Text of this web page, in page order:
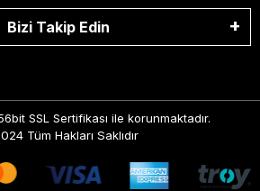
Bizi Takip Edin
SSL Sertifikası ile korunmaktadır.
Tüm Hakları Saklıdır